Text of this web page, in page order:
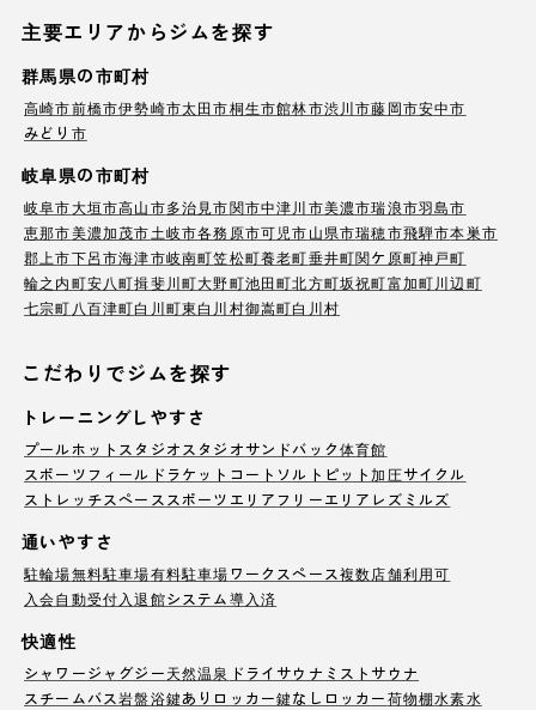
主要エリアからジムを探す
群馬県の市町村
高崎市前橋市伊勢崎市太田市桐生市館林市渋川市藤岡市安中市
みどり市
岐阜県の市町村
岐阜市大垣市高山市多治見市関市中津川市美濃市瑞浪市羽島市
恵那市美濃加茂市土岐市各務原市可児市山県市瑞穂市飛騨市本巣市
郡上市下呂市海津市岐南町笠松町養老町垂井町関ケ原町神戸町
輪之内町安八町揖斐川町大野町池田町北方町坂祝町富加町川辺町
七宗町 八百津町白川町東白川村御嵩町白川村
こだわりでジムを探す
トレーニングしやすさ
プールホットスタジオ スタジオサンドバック体育館
スポーツフィールド ラケットコート ソルトピット加圧サイクル
ストレッチスペース スポーツエリア フリーエリア レズミルズ
通いやすさ
駐輪場無料駐車場有料駐車場ワークスペース複数店舗利用可
入会自動受付 入退館システム導入済
快適性
シャワージャグジー天然温泉 ドライサウナ ミストサウナ
スチームバス岩盤浴鍵ありロッカー鍵なしロッカー荷物棚水素水